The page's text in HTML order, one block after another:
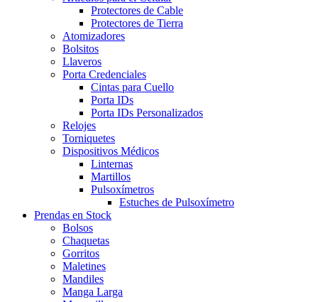
Protectores de Cable
Protectores de Tierra
Atomizadores
Bolsitos
Llaveros
Porta Credenciales
Cintas para Cuello
Porta IDs
Porta IDs Personalizados
Relojes
Torniquetes
Dispositivos Médicos
Linternas
Martillos
Pulsoxímetros
Estuches de Pulsoxímetro
Prendas en Stock
Bolsos
Chaquetas
Gorritos
Maletines
Mandiles
Manga Larga